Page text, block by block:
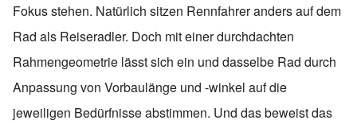
Fokus stehen. Natürlich sitzen Rennfahrer anders auf dem
Rad als Reiseradler. Doch mit einer durchdachten
Rahmengeometrie lässt sich ein und dasselbe Rad durch
Anpassung von Vorbaulänge und -winkel auf die
jeweiligen Bedürfnisse abstimmen. Und das beweist das